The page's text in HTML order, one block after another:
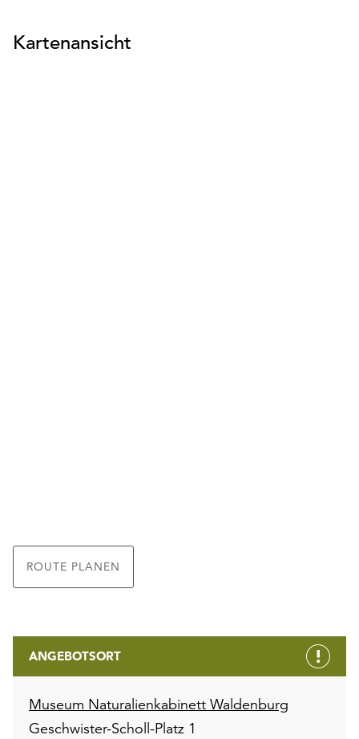
Kartenansicht
ROUTE PLANEN
ANGEBOTSORT
Museum Naturalienkabinett Waldenburg
Geschwister-Scholl-Platz 1